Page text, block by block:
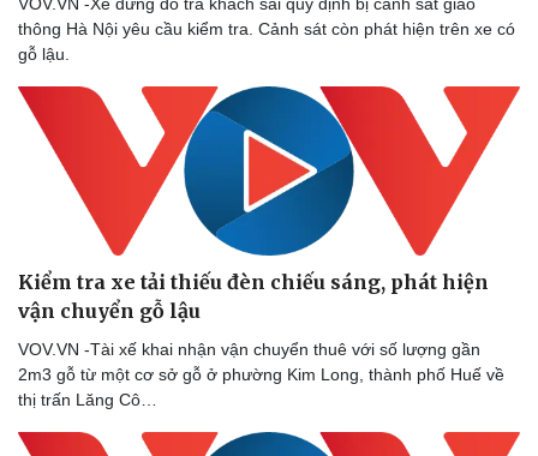
Vì cộng đồng
Chuyển đổi số
VOV.VN -Xe dừng đỗ trả khách sai quy định bị cảnh sát giao
thông Hà Nội yêu cầu kiểm tra. Cảnh sát còn phát hiện trên xe có
gỗ lậu.
Kiểm tra xe tải thiếu đèn chiếu sáng, phát hiện
vận chuyển gỗ lậu
VOV.VN -Tài xế khai nhận vận chuyển thuê với số lượng gần
2m3 gỗ từ một cơ sở gỗ ở phường Kim Long, thành phố Huế về
thị trấn Lăng Cô…